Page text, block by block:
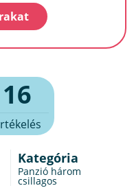
16
Kategória
Panzió három
csillagos